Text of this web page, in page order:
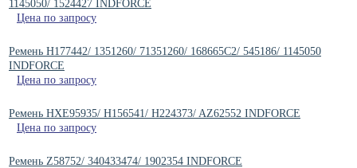
1145050/ 1524427 INDFORCE
Цена по запросу
Ремень H177442/ 1351260/ 71351260/ 168665C2/ 545186/ 1145050
INDFORCE
Цена по запросу
Ремень HXE95935/ H156541/ H224373/ AZ62552 INDFORCE
Цена по запросу
Ремень Z58752/ 340433474/ 1902354 INDFORCE